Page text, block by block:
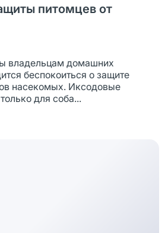
питомцев от
владельцам домашних
беспокоиться о защите
насекомых. Иксодовые
для соба...